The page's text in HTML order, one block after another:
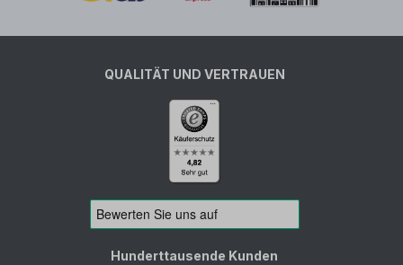
QUALITÄT UND VERTRAUEN
Hunderttausende Kunden